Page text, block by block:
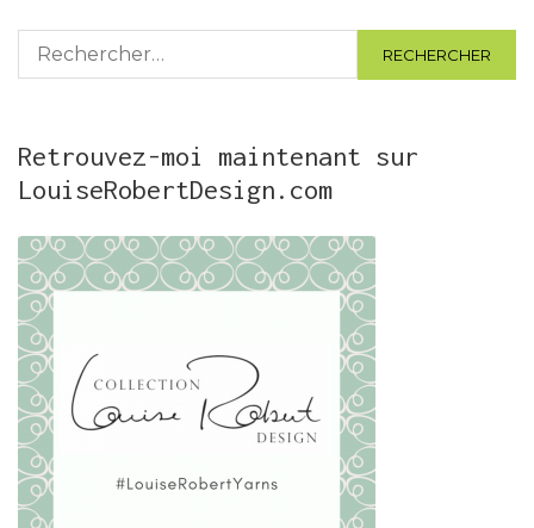
Rechercher :
Retrouvez-moi maintenant sur
LouiseRobertDesign.com